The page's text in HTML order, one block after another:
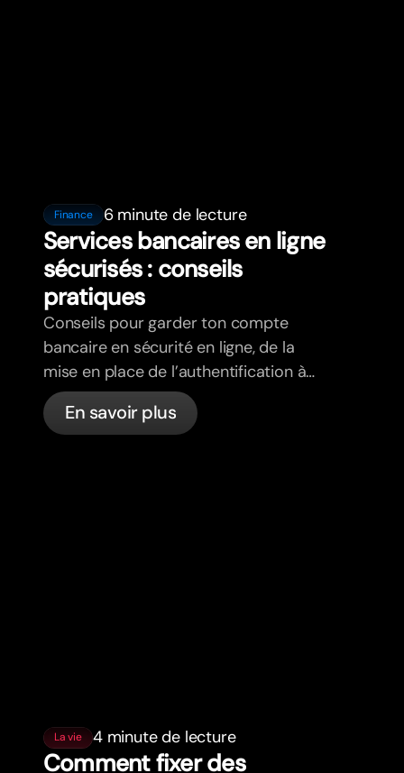
Finance 6 minute de lecture
Services bancaires en ligne
sécurisés : conseils
pratiques
Conseils pour garder ton compte
bancaire en sécurité en ligne, de la
mise en place de l’authentification à
deux facteurs à la détection du
phishing, en passant par le contrôle de
En savoir plus
La vie 4 minute de lecture
Comment fixer des